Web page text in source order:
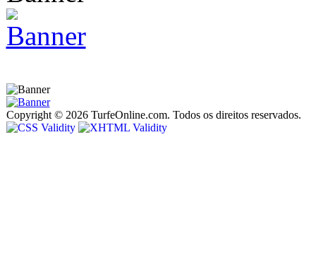
Copyright © 2026 TurfeOnline.com. Todos os direitos reservados.